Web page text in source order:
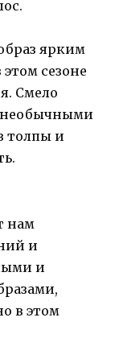
ярким
сезоне
Смело
необычными
толпы и
нам
и
и
в этом